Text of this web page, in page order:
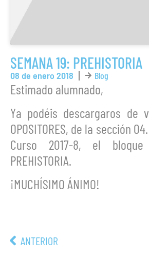
SEMANA 19: PREHISTORIA
08 de enero 2018 Blog
Estimado alumnado,
Ya podéis descargaros de
OPOSITORES, de la sección
Curso 2017-8, el bloque
PREHISTORIA.
¡MUCHÍSIMO ÁNIMO!
ANTERIOR